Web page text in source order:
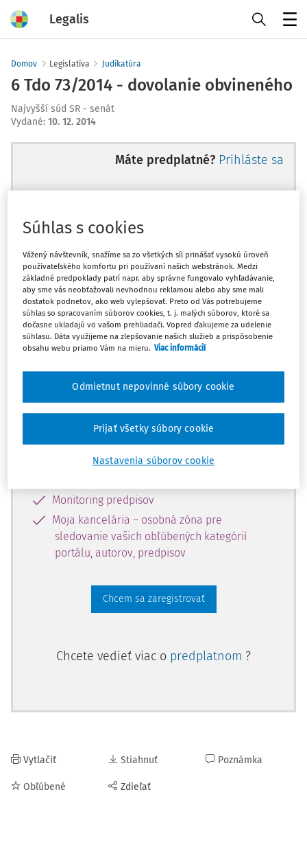
Legalis
Domov Legislatíva Judikatúra
6 Tdo 73/2014 - dovolanie obvineného
Najvyšší súd SR - senát
Vydané: 10. 12. 2014
Máte predplatné? Prihláste sa
Ups, zatiaľ ste si prečítali len
začiatok...
Celý odborný obsah z tejto oblasti je
dostupný predplatiteľom portálu.
obsahu a získajte prístup na 10 dní
zdarma, stačí sa len zaregistrovať.
Vďaka registrácii získate prístup aj k
vybranému obsahu:
Monitoring predpisov
Moja kancelária – osobná zóna pre
sledovanie vašich obľúbených kategórií
portálu, autorov, predpisov
Chcem sa zaregistrovať
Chcete vedieť viac o predplatnom ?
Vytlačiť
Obľúbené
Stiahnuť
Zdieľať
Poznámka
Súhlas s cookies
Vážený návštevník, snažíme sa zo všetkých síl prinášať vysokú úroveň
používateľského komfortu pri používaní našich webstránok. Medzi
základné predpoklady patrí napr. aby správne fungovalo vyhľadávanie,
aby sme vás neobťažovali nevhodnou reklamou alebo aby sme mali
dostatok podnetov, ako web vylepšovať. Preto od Vás potrebujeme
súhlas so spracovaním súborov cookies, t. j. malých súborov, ktoré sa
dočasne ukladajú vo vašom prehliadači. Vopred ďakujeme za udelenie
súhlasu. Dáta využijeme na zlepšovanie našich služieb a prispôsobenie
obsahu webu priamo Vám na mieru. Viac informácií
Nastavenia súborov cookie
Odmietnut nepovinné súbory cookie
Prijať všetky súbory cookie